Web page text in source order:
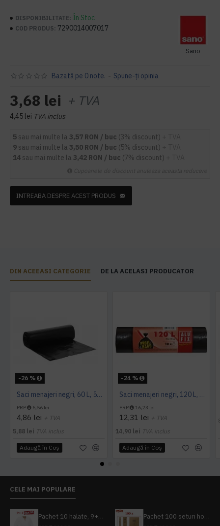
DISPONIBILITATE: În Stoc
COD PRODUS: 7290014007017
Sano
Bazată pe 0 note. - Spune-ţi opinia
3,68 lei + TVA
4,45 lei TVA inclus
5 sau mai multe la 3,57 RON / buc (3% discount)
9 sau mai multe la 3,50 RON / buc (5% discount)
14 sau mai multe la 3,42 RON / buc (7% discount)
INTREABA DESPRE ACEST PRODUS
DIN ACEEASI CATEGORIE DE LA ACELASI PRODUCATOR
-26 %
Saci menajeri negri, 60 L, 50 buc/rola
PRP 6,56 lei
4,86 lei + TVA
5,88 lei TVA inclus
Adaugă în Coş
-24 %
Saci menajeri negri, 120 L, Alufix, 10 buc/rola
PRP 16,23 lei
12,31 lei + TVA
14,90 lei TVA inclus
Adaugă în Coş
CELE MAI POPULARE
Pachet 10 halate, 9+1 gratuit Pachet 100 seturi hoteliere, set dentar, set barbierit, casca de dus, pila unghii, set cusut